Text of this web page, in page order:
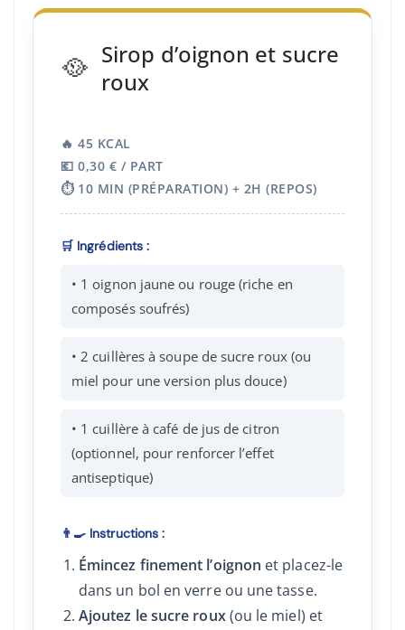
🥘 Sirop d’oignon et sucre
roux
🔥 45 KCAL
💶 0,30 € / PART
⏱️ 10 MIN (PRÉPARATION) + 2H (REPOS)
🛒 Ingrédients :
• 1 oignon jaune ou rouge (riche en
composés soufrés)
• 2 cuillères à soupe de sucre roux (ou
miel pour une version plus douce)
• 1 cuillère à café de jus de citron
(optionnel, pour renforcer l’effet
antiseptique)
👨‍🍳 Instructions :
Émincez finement l’oignon et placez-le
dans un bol en verre ou une tasse.
Ajoutez le sucre roux(ou le miel) et